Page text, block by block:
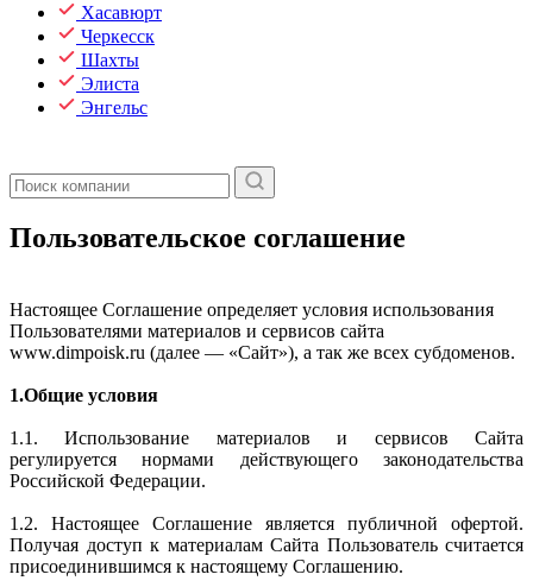
Хасавюрт
Черкесск
Шахты
Элиста
Энгельс
Пользовательское соглашение
Настоящее Соглашение определяет условия использования
Пользователями материалов и сервисов сайта
www.dimpoisk.ru (далее — «Сайт»), а так же всех субдоменов.
1.Общие условия
1.1. Использование материалов и сервисов Сайта
регулируется нормами действующего законодательства
Российской Федерации.
1.2. Настоящее Соглашение является публичной офертой.
Получая доступ к материалам Сайта Пользователь считается
присоединившимся к настоящему Соглашению.